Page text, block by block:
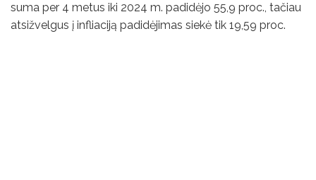
suma per 4 metus iki 2024 m. padidėjo 55,9 proc., tačiau
atsižvelgus į infliaciją padidėjimas siekė tik 19,59 proc.